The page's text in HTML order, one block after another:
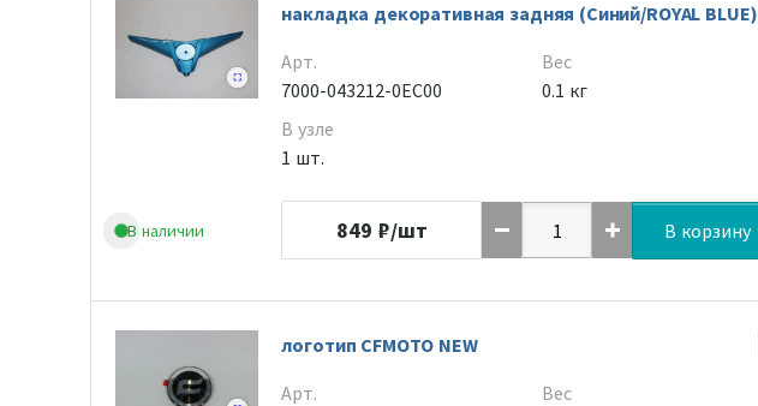
В наличии
накладка декоративная задняя (Синий/ROYAL BLUE)
Арт.
7000-043212-0EC00
В узле
1 шт.
Вес
0.1 кг
849 ₽/шт В корзину
логотип CFMOTO NEW
Арт.
Вес